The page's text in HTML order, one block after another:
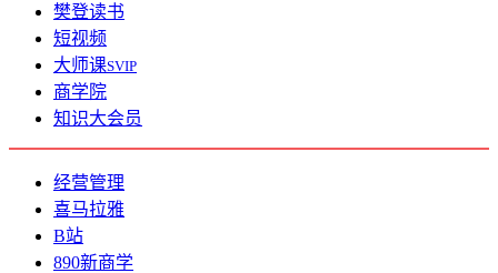
樊登读书
短视频
大师课SVIP
商学院
知识大会员
经营管理
喜马拉雅
B站
890新商学